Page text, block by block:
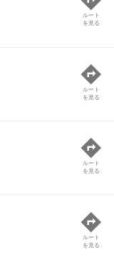
ルート
を見る
ルート
を見る
ルート
を見る
ルート
を見る